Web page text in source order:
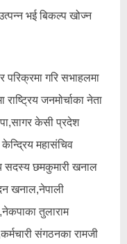
भई बिकल्प खोज्न
परिक्रमा गरि सभाहलमा
जनमोर्चाका नेता
केसी प्रदेश
महासंचिव
सदस्य छमकुमारी खनाल
खनाल,नेपाली
तुलाराम
संगठनका रामजी